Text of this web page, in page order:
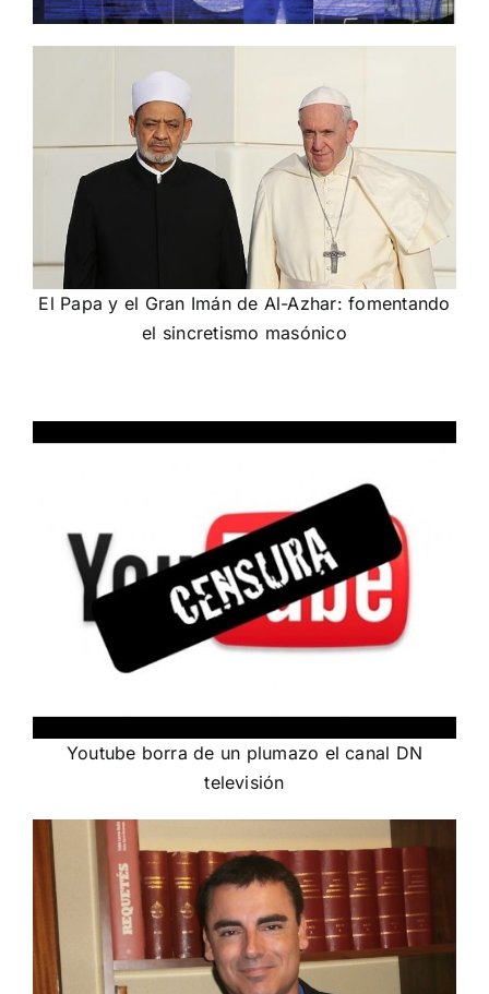
El Papa y el Gran Imán de Al-Azhar: fomentando
el sincretismo masónico
Youtube borra de un plumazo el canal DN
televisión